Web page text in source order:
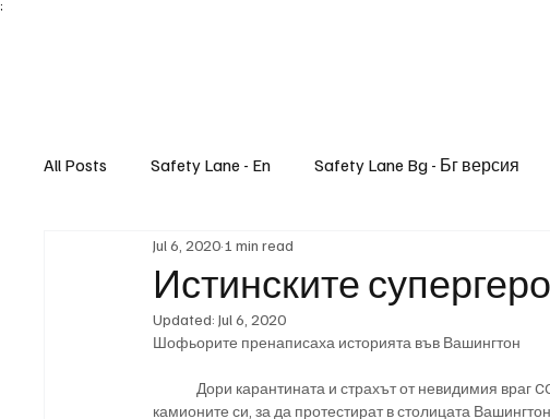
;
All Posts Safety Lane - En Safety Lane Bg - Бг версия
Истинските
Jul 6, 2020 1 min read
Updated:Jul 6, 2020
Шофьорите пренаписаха историята във Вашингтон
камионите си, за да протестират в столицата